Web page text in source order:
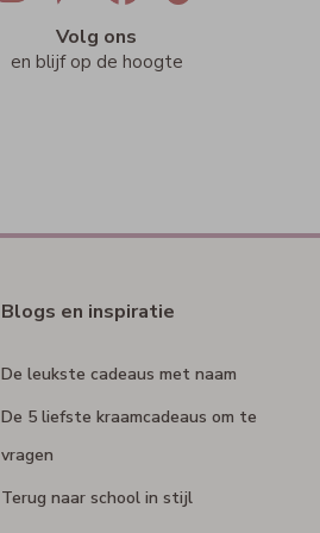
Volg ons
en blijf op de hoogte
Blogs en inspiratie
De leukste cadeaus met naam
De 5 liefste kraamcadeaus om te
vragen
Terug naar school in stijl